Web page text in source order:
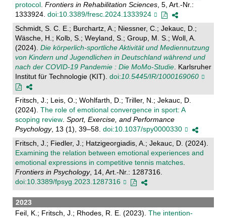
protocol. Frontiers in Rehabilitation Sciences, 5, Art.-Nr.:
1333924. doi:10.3389/fresc.2024.1333924
Schmidt, S. C. E.; Burchartz, A.; Niessner, C.; Jekauc, D.;
Wäsche, H.; Kolb, S.; Weyland, S.; Group, M. S.; Woll, A.
(2024). Die körperlich-sportliche Aktivität und Mediennutzung
von Kindern und Jugendlichen in Deutschland während und
nach der COVID-19 Pandemie : Die MoMo-Studie. Karlsruher
Institut für Technologie (KIT). doi:10.5445/IR/1000169060
Fritsch, J.; Leis, O.; Wohlfarth, D.; Triller, N.; Jekauc, D.
(2024). The role of emotional convergence in sport: A
scoping review. Sport, Exercise, and Performance
Psychology, 13 (1), 39–58. doi:10.1037/spy0000330
Fritsch, J.; Fiedler, J.; Hatzigeorgiadis, A.; Jekauc, D. (2024).
Examining the relation between emotional experiences and
emotional expressions in competitive tennis matches.
Frontiers in Psychology, 14, Art.-Nr.: 1287316.
doi:10.3389/fpsyg.2023.1287316
2023
Feil, K.; Fritsch, J.; Rhodes, R. E. (2023). The intention-